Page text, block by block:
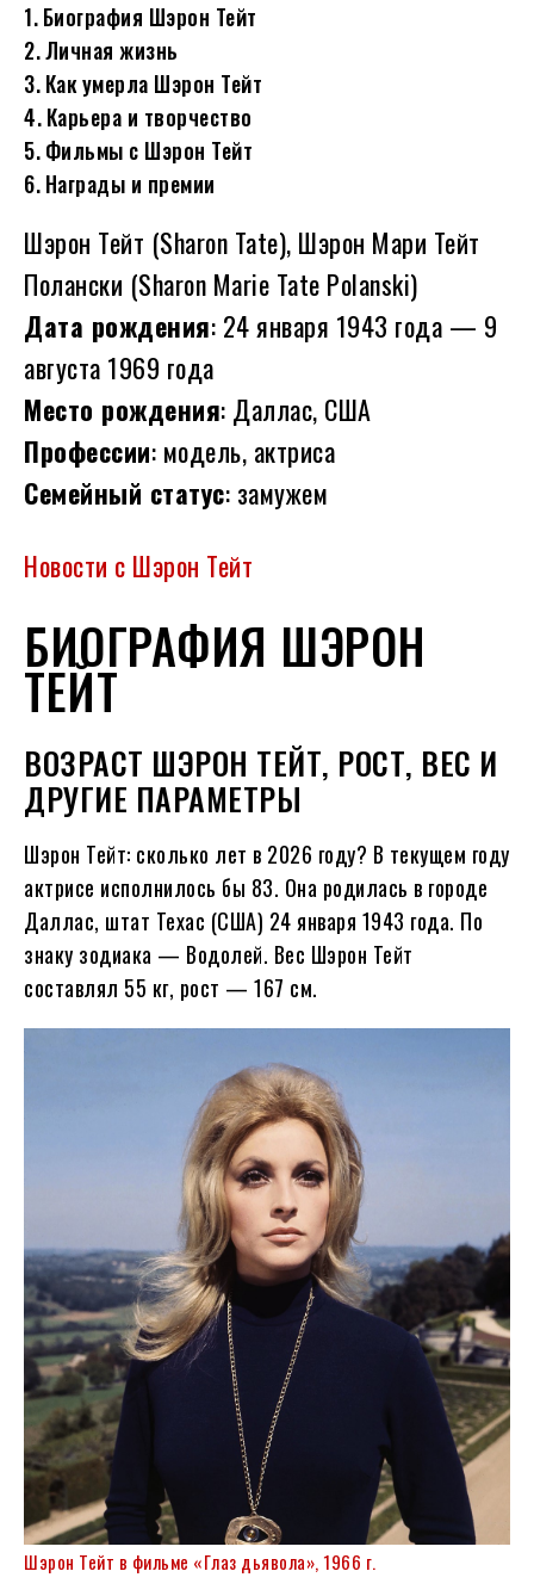
Биография Шэрон Тейт
Личная жизнь
Как умерла Шэрон Тейт
Карьера и творчество
Фильмы с Шэрон Тейт
Награды и премии
Шэрон Тейт (Sharon Tate), Шэрон Мари Тейт
Полански (Sharon Marie Tate Polanski)
Дата рождения: 24 января 1943 года — 9
августа 1969 года
Место рождения: Даллас, США
Профессии: модель, актриса
Семейный статус: замужем
Новости с Шэрон Тейт
БИОГРАФИЯ ШЭРОН
ТЕЙТ
ВОЗРАСТ ШЭРОН ТЕЙТ, РОСТ, ВЕС И
ДРУГИЕ ПАРАМЕТРЫ
Шэрон Тейт: сколько лет в 2026 году? В текущем году
актрисе исполнилось бы 83. Она родилась в городе
Даллас, штат Техас (США) 24 января 1943 года. По
знаку зодиака — Водолей. Вес Шэрон Тейт
составлял 55 кг, рост — 167 см.
Шэрон Тейт в фильме «Глаз дьявола», 1966 г.